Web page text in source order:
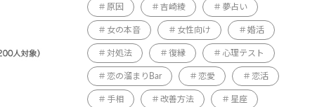
原因 吉崎綾 夢占い
女の本音 女性向け 婚活
対処法 復縁 心理テスト
恋の溜まりBar 恋愛 恋活
手相 改善方法 星座